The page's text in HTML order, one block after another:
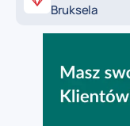
Bruksela